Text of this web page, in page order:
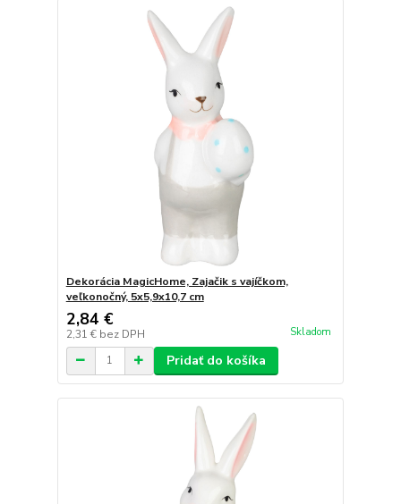
Dekorácia MagicHome, Zajačik s vajíčkom,
veľkonočný, 5x5,9x10,7 cm
2,84 €
2,31 € bez DPH Skladom
Pridať do košíka